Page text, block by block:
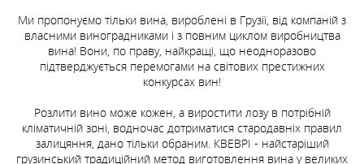
Замовити доставку
- +
Замовити доставку
Замовити доставку
- +
Замовити доставку
- +
Замовити доставку
Ми пропонуємо тільки вина, вироблені в Грузії, від компаній з
власними виноградниками і з повним циклом виробництва
вина! Вони, по праву, найкращі, що неодноразово
підтверджується перемогами на світових престижних
конкурсах вин!
Розлити вино може кожен, а виростити лозу в потрібній
кліматичній зоні, водночас дотриматися стародавніх правил
залицяння, дано тільки обраним. КВЕВРІ - найстаріший
грузинський традиційний метод виготовлення вина у великих